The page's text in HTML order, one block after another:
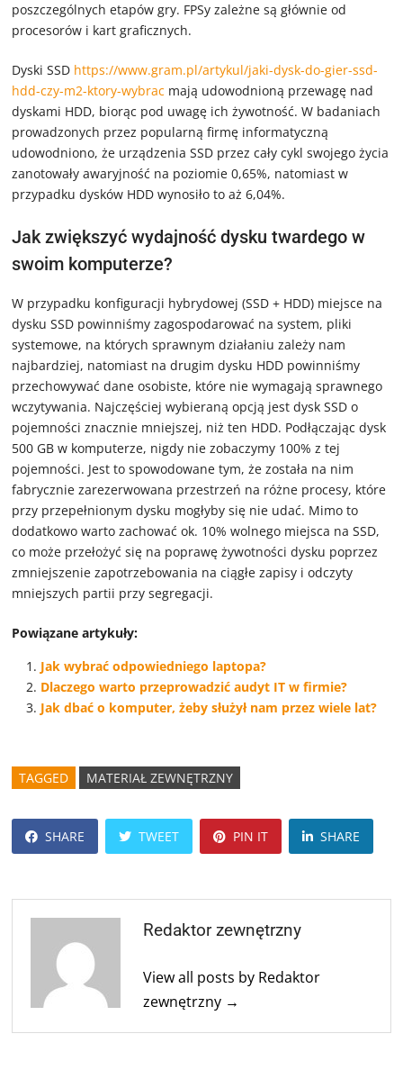
poszczególnych etapów gry. FPSy zależne są głównie od
procesorów i kart graficznych.
Dyski SSD https://www.gram.pl/artykul/jaki-dysk-do-gier-ssd-
hdd-czy-m2-ktory-wybrac mają udowodnioną przewagę nad
dyskami HDD, biorąc pod uwagę ich żywotność. W badaniach
prowadzonych przez popularną firmę informatyczną
udowodniono, że urządzenia SSD przez cały cykl swojego życia
zanotowały awaryjność na poziomie 0,65%, natomiast w
przypadku dysków HDD wynosiło to aż 6,04%.
Jak zwiększyć wydajność dysku twardego w
swoim komputerze?
W przypadku konfiguracji hybrydowej (SSD + HDD) miejsce na
dysku SSD powinniśmy zagospodarować na system, pliki
systemowe, na których sprawnym działaniu zależy nam
najbardziej, natomiast na drugim dysku HDD powinniśmy
przechowywać dane osobiste, które nie wymagają sprawnego
wczytywania. Najczęściej wybieraną opcją jest dysk SSD o
pojemności znacznie mniejszej, niż ten HDD. Podłączając dysk
500 GB w komputerze, nigdy nie zobaczymy 100% z tej
pojemności. Jest to spowodowane tym, że została na nim
fabrycznie zarezerwowana przestrzeń na różne procesy, które
przy przepełnionym dysku mogłyby się nie udać. Mimo to
dodatkowo warto zachować ok. 10% wolnego miejsca na SSD,
co może przełożyć się na poprawę żywotności dysku poprzez
zmniejszenie zapotrzebowania na ciągłe zapisy i odczyty
mniejszych partii przy segregacji.
Powiązane artykuły:
Jak wybrać odpowiedniego laptopa?
Dlaczego warto przeprowadzić audyt IT w firmie?
Jak dbać o komputer, żeby służył nam przez wiele lat?
TAGGED MATERIAŁ ZEWNĘTRZNY
SHARE TWEET PIN IT SHARE
Redaktor zewnętrzny
View all posts by Redaktor
zewnętrzny →